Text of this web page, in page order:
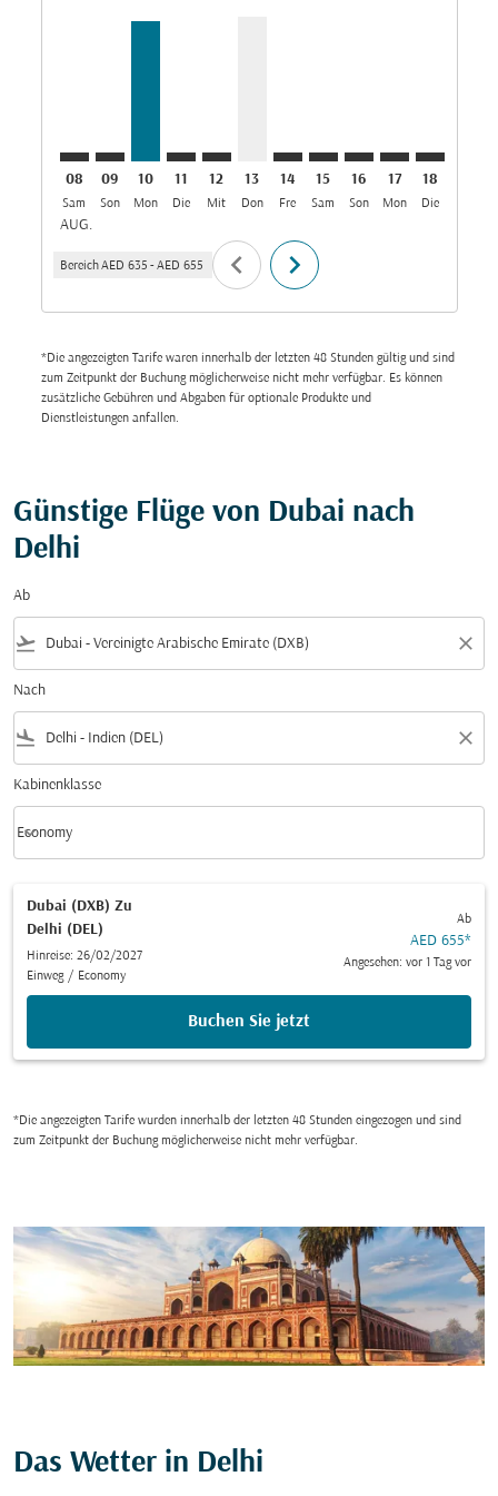
DXB–DEL: cmp-view-offers-disclaimer. Angebote
08
Sam
AUG.
DXB–DEL: cmp-view-offers-disclaimer.
09
Son
DXB–DEL, 10/08/2026: Aus AED 635
10
Mon
11
Die
12
Mit
13
Don
14
Fre
15
Sam
16
Son
17
Mon
18
Die
Bereich AED 635 - AED 655 chevron_left chevron_right
*Die angezeigten Tarife waren innerhalb der letzten 48 Stunden gültig und sind
zum Zeitpunkt der Buchung möglicherweise nicht mehr verfügbar. Es können
zusätzliche Gebühren und Abgaben für optionale Produkte und
Dienstleistungen anfallen.
Günstige Flüge von Dubai nach
Delhi
Ab
flight_takeoff close
Nach
flight_land close
Kabinenklasse
Kabinenklasse option Economy Selected
Economy
keyboard_arrow_down
Dubai (DXB) Zu
Delhi (DEL)
Hinreise: 26/02/2027
Einweg / Economy
Ab
AED 655*
Angesehen: vor 1 Tag vor
Buchen Sie jetzt
*Die angezeigten Tarife wurden innerhalb der letzten 48 Stunden eingezogen und sind
zum Zeitpunkt der Buchung möglicherweise nicht mehr verfügbar.
Das Wetter in Delhi